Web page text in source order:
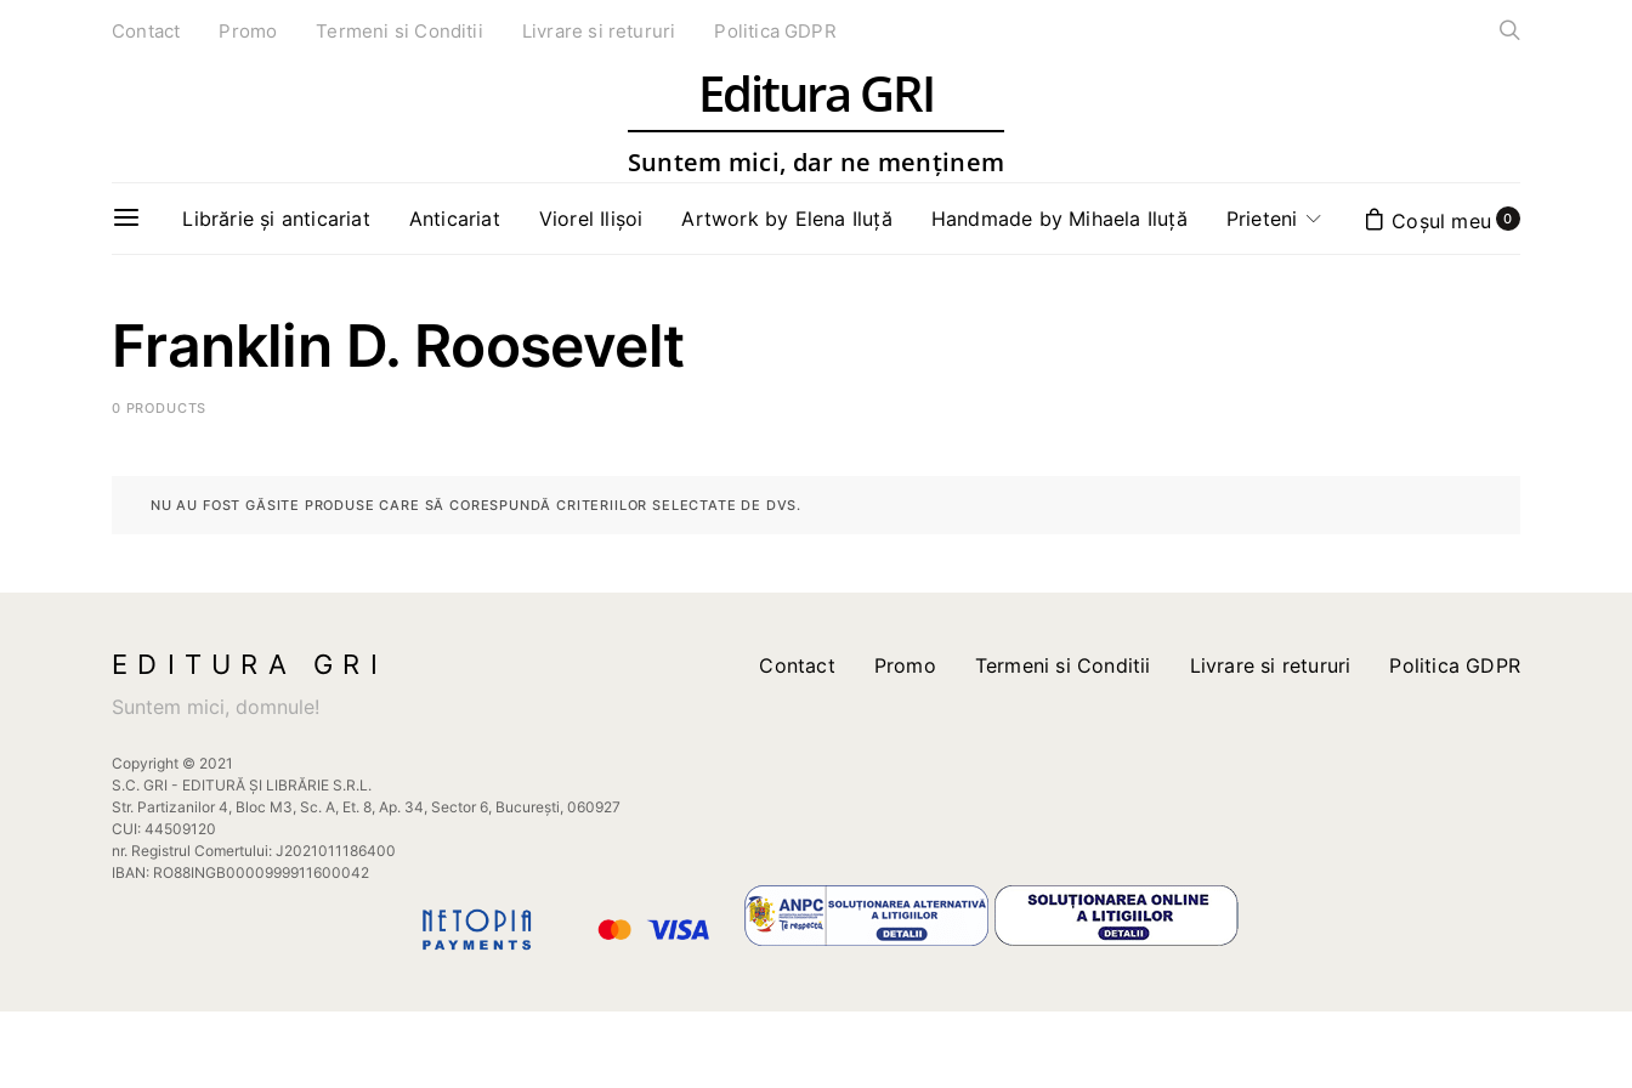
Contact Promo Termeni si Conditii Livrare si retururi Politica GDPR
Editura GRI
Suntem mici, dar ne menținem
Librărie și anticariat Anticariat Viorel Ilișoi Artwork by Elena Iluță Handmade by Mihaela Iluță Prieteni 0
Franklin D. Roosevelt
0 PRODUCTS
NU AU FOST GĂSITE PRODUSE CARE SĂ CORESPUNDĂ CRITERIILOR SELECTATE DE DVS.
EDITURA GRI Contact Promo Termeni si Conditii Livrare si retururi
Politica GDPR
Suntem mici, domnule!
Copyright © 2021
S.C. GRI - EDITURĂ ȘI LIBRĂRIE S.R.L.
Str. Partizanilor 4, Bloc M3, Sc. A, Et. 8, Ap. 34, Sector 6, București, 060927
CUI: 44509120
nr. Registrul Comertului: J2021011186400
IBAN: RO88INGB0000999911600042